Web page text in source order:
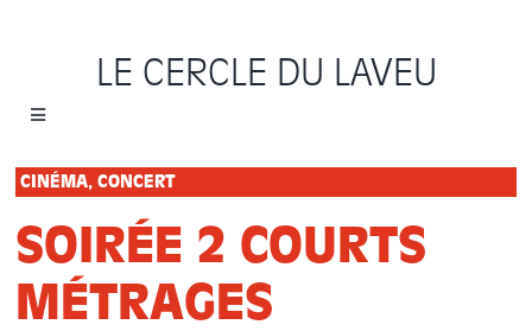
LE CERCLE DU LAVEU
Toggle
Accueil
Cycles
Programme
CINÉMA, CONCERT
SOIRÉE 2 COURTS
MÉTRAGES